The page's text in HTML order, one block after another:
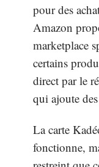
pour des
Amazon
marketplace
certains
direct par le
qui ajoute
La carte
fonctionne,